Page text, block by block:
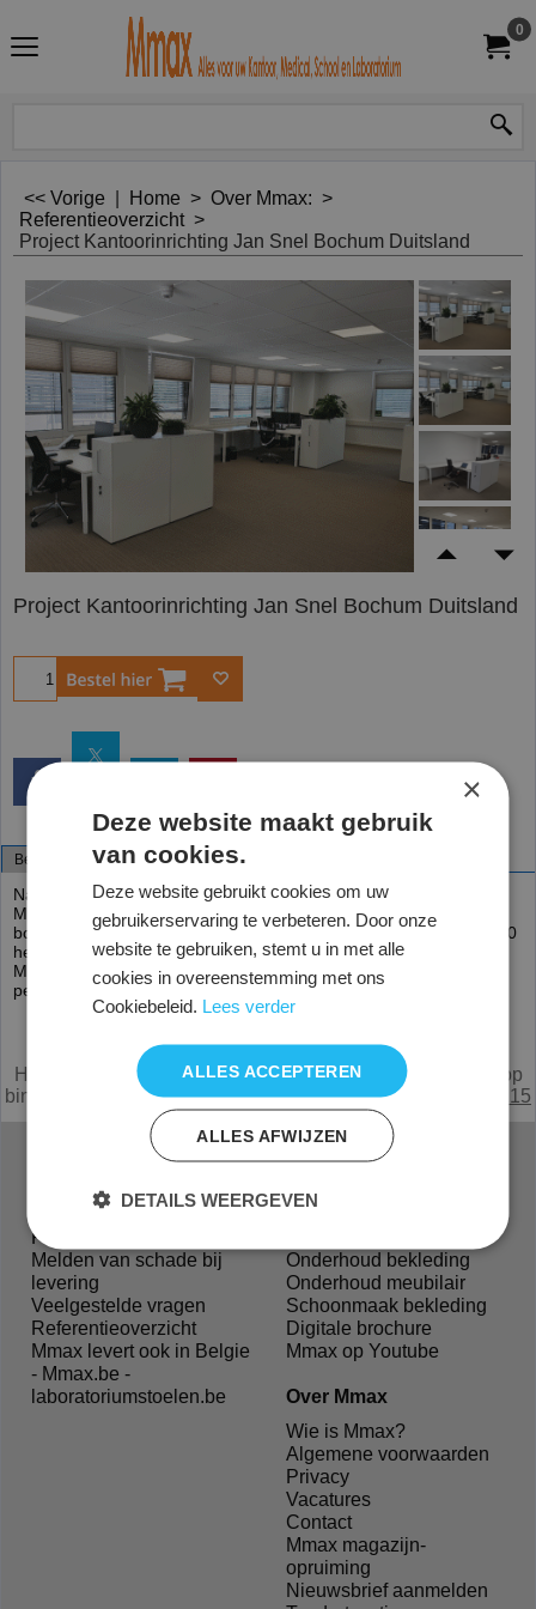
0
<< Vorige Home > Over Mmax: >
Referentieoverzicht>
Project Kantoorinrichting Jan Snel Bochum Duitsland
Project Kantoorinrichting Jan Snel Bochum Duitsland
Bestel
Beschrijving
Na in 2019/ 2020 het hoofdkantoor van Daiwahouse - Jan Snel
Montfoort, Daiwahouse Eemshaven (Jan Snel is een modulaire
bouwer) te hebben ingericht, heeft Mmax kantoorinrichting in 2020
het nieuwe kantoor van Jan Snel in Bochum Duitsland ingericht.
Met
Bisley Quattro werkplekken, Tetra zit/ sta werkplekken
pedestal Towers.
Alle prijzen zijn netto, exclusief 21% BTW.
Heeft u een vraag of mist u iets, email of bel met de verkoop
binnendienst Nederland0294 285215België0031294285215
Offerte aanvragen
Proefstoel aanvragen
Melden van schade bij
levering
Veelgestelde vragen
Referentieoverzicht
Mmax levert ook in Belgie
- Mmax.be -
laboratoriumstoelen.be
Onderhoud bekleding
Onderhoud meubilair
Schoonmaak bekleding
Digitale brochure
Mmax op Youtube
Over Mmax
Wie is Mmax?
Algemene voorwaarden
Privacy
Vacatures
Contact
Mmax magazijn-
opruiming
Nieuwsbrief aanmelden
×
Deze website maakt gebruik
van cookies.
Deze website gebruikt cookies om uw
gebruikerservaring te verbeteren. Door onze
website te gebruiken, stemt u in met alle
cookies in overeenstemming met ons
Cookiebeleid. Lees verder
ALLES ACCEPTEREN
ALLES AFWIJZEN
DETAILS WEERGEVEN